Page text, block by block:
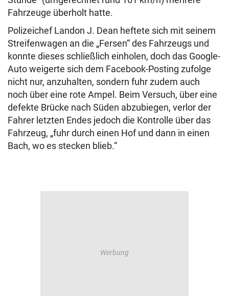
Fahrzeuge überholt hatte.
Polizeichef Landon J. Dean heftete sich mit seinem
Streifenwagen an die „Fersen“ des Fahrzeugs und
konnte dieses schließlich einholen, doch das Google-
Auto weigerte sich dem Facebook-Posting zufolge
nicht nur, anzuhalten, sondern fuhr zudem auch
noch über eine rote Ampel. Beim Versuch, über eine
defekte Brücke nach Süden abzubiegen, verlor der
Fahrer letzten Endes jedoch die Kontrolle über das
Fahrzeug, „fuhr durch einen Hof und dann in einen
Bach, wo es stecken blieb.“